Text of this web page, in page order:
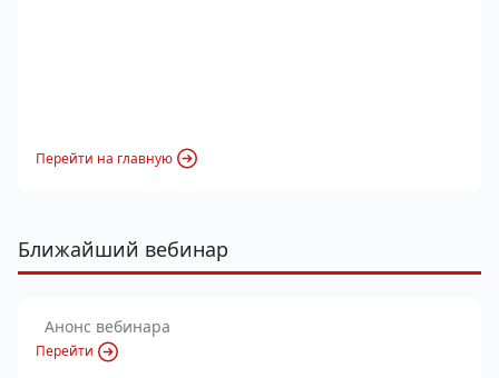
Перейти на главную
Ближайший вебинар
Анонс вебинара
Перейти